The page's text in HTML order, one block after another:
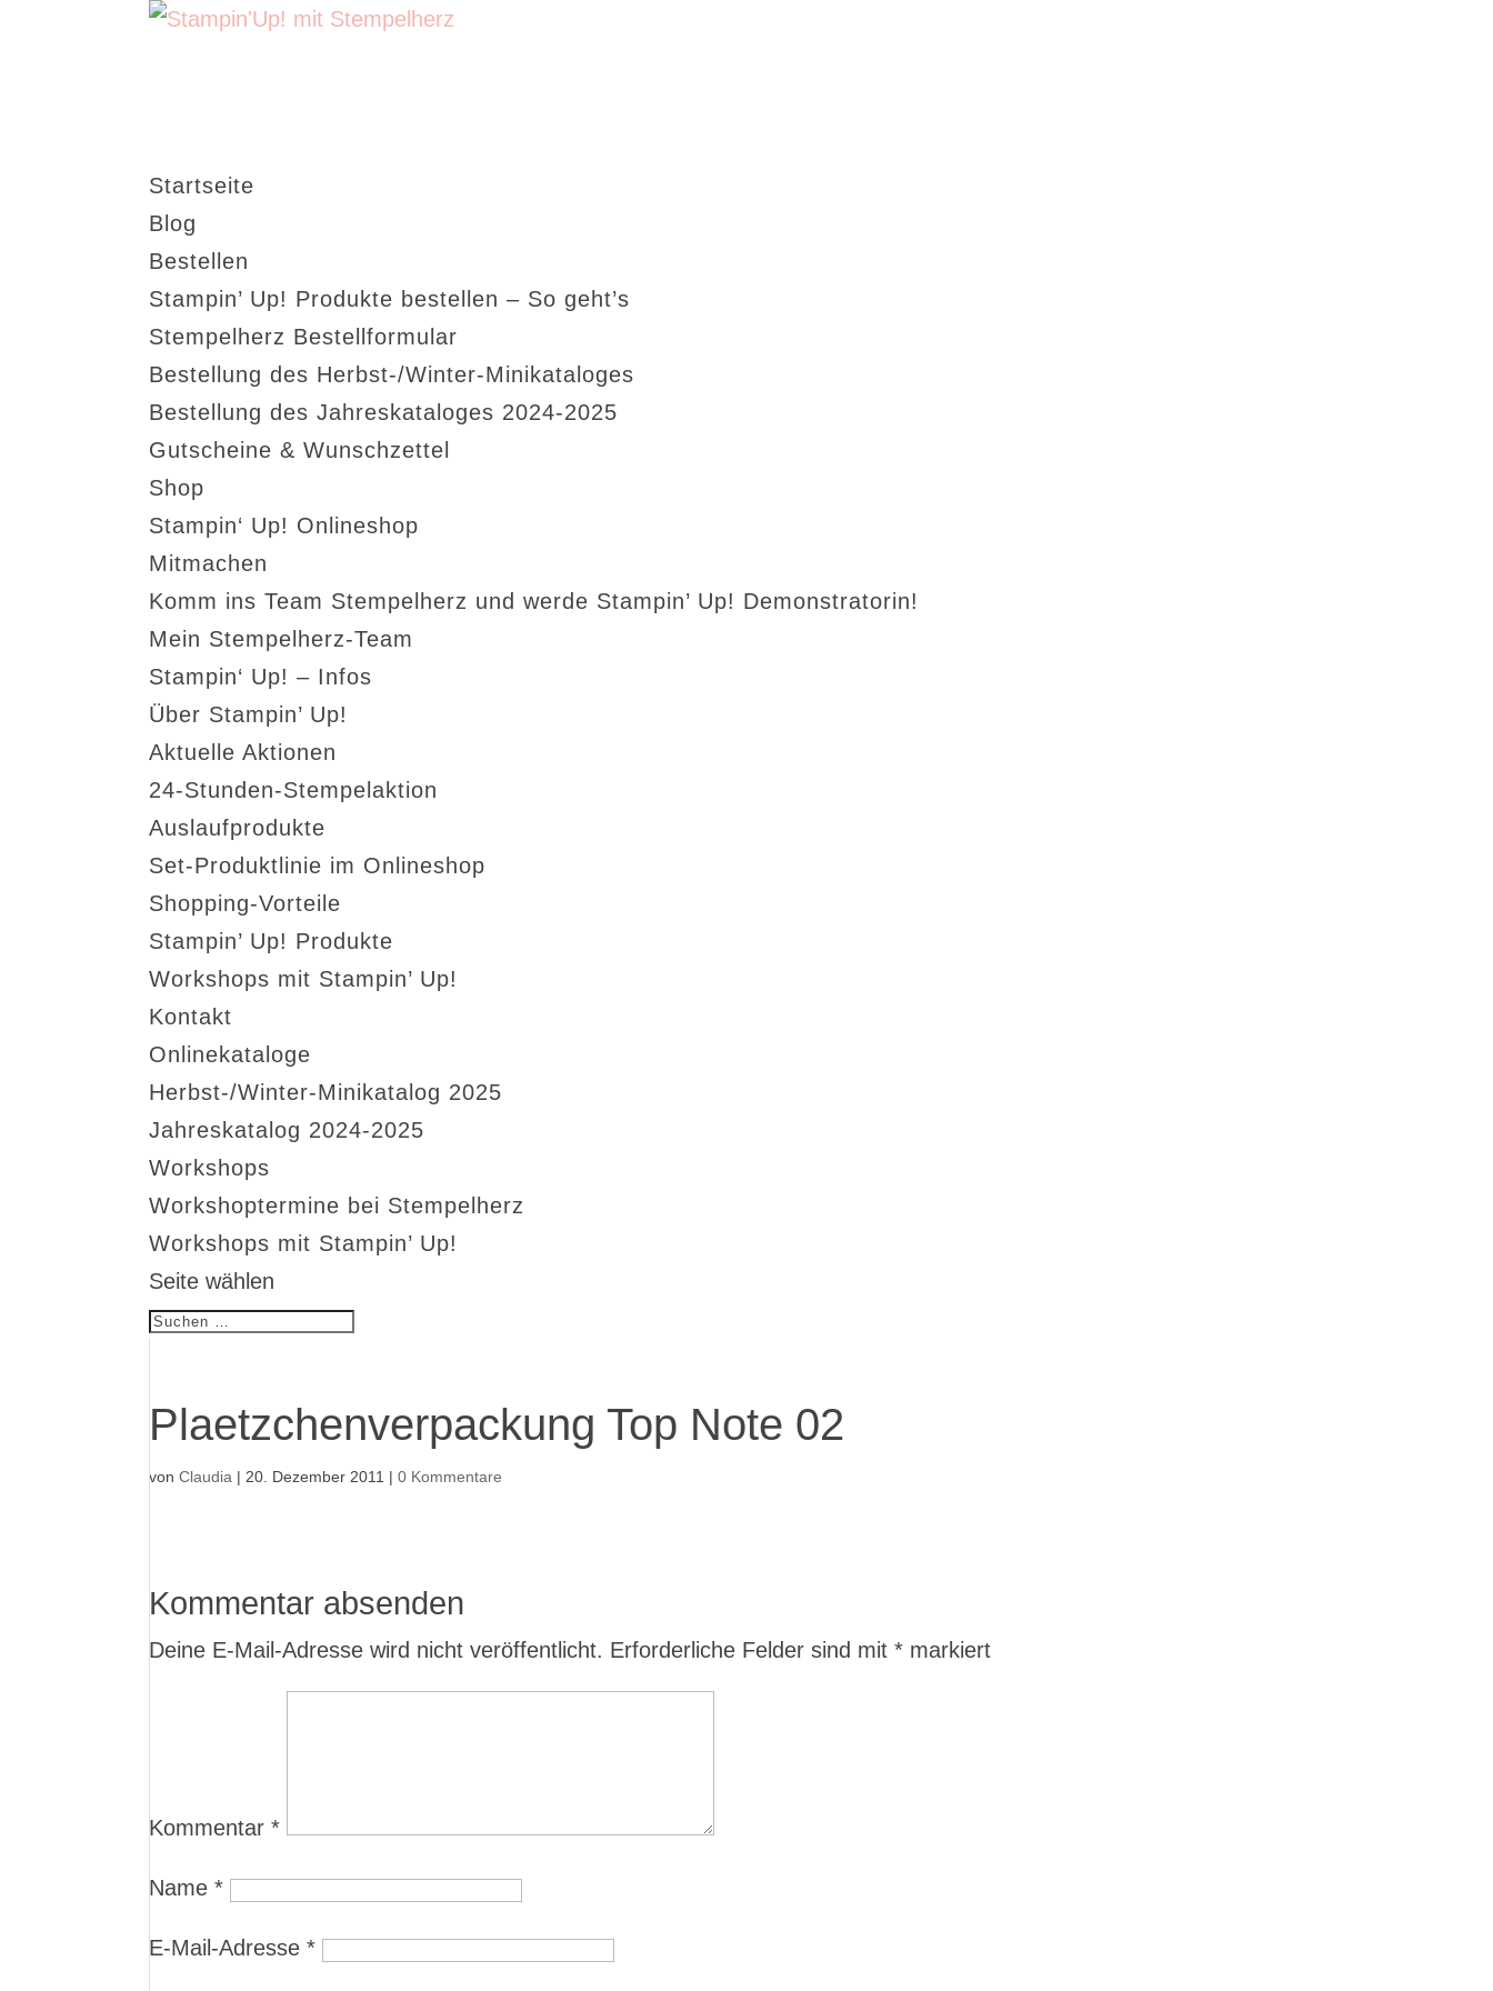
Startseite
Blog
Bestellen
Stampin’ Up! Produkte bestellen – So geht’s
Stempelherz Bestellformular
Bestellung des Herbst-/Winter-Minikataloges
Bestellung des Jahreskataloges 2024-2025
Gutscheine & Wunschzettel
Shop
Stampin‘ Up! Onlineshop
Mitmachen
Komm ins Team Stempelherz und werde Stampin’ Up! Demonstratorin!
Mein Stempelherz-Team
Stampin‘ Up! – Infos
Über Stampin’ Up!
Aktuelle Aktionen
24-Stunden-Stempelaktion
Auslaufprodukte
Set-Produktlinie im Onlineshop
Shopping-Vorteile
Stampin’ Up! Produkte
Workshops mit Stampin’ Up!
Kontakt
Onlinekataloge
Herbst-/Winter-Minikatalog 2025
Jahreskatalog 2024-2025
Workshops
Workshoptermine bei Stempelherz
Workshops mit Stampin’ Up!
Seite wählen
Plaetzchenverpackung Top Note 02
vonClaudia | 20. Dezember 2011 |0 Kommentare
Kommentar absenden
Deine E-Mail-Adresse wird nicht veröffentlicht. Erforderliche Felder sind mit* markiert
Kommentar*
Name*
E-Mail-Adresse*